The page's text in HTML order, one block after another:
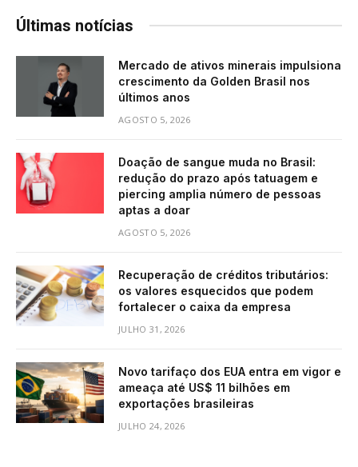
Últimas notícias
Mercado de ativos minerais impulsiona
crescimento da Golden Brasil nos
últimos anos
AGOSTO 5, 2026
Doação de sangue muda no Brasil:
redução do prazo após tatuagem e
piercing amplia número de pessoas
aptas a doar
AGOSTO 5, 2026
Recuperação de créditos tributários:
os valores esquecidos que podem
fortalecer o caixa da empresa
JULHO 31, 2026
Novo tarifaço dos EUA entra em vigor e
ameaça até US$ 11 bilhões em
exportações brasileiras
JULHO 24, 2026